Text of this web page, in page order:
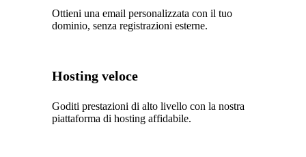
Ottieni una email personalizzata con il tuo
dominio, senza registrazioni esterne.
Hosting veloce
Goditi prestazioni di alto livello con la nostra
piattaforma di hosting affidabile.